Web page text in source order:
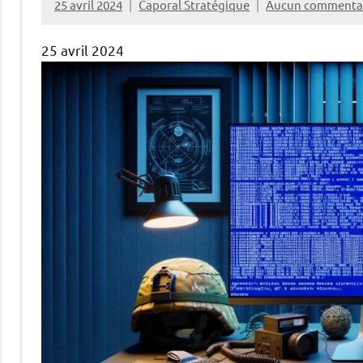
25 avril 2024 Caporal Stratégique Aucun
25 avril 2024